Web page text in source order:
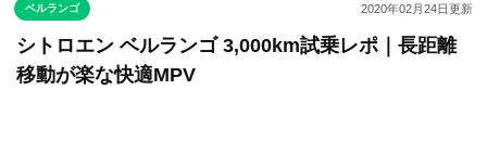
ベルランゴ 2020年02月24日更新
シトロエン ベルランゴ 3,000km試乗レポ｜長距離
移動が楽な快適MPV